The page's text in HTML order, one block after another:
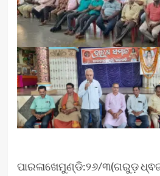
ପାରଳାଖେମୁଣ୍ଡି:୨୬/୩(ଗରୁଡ଼